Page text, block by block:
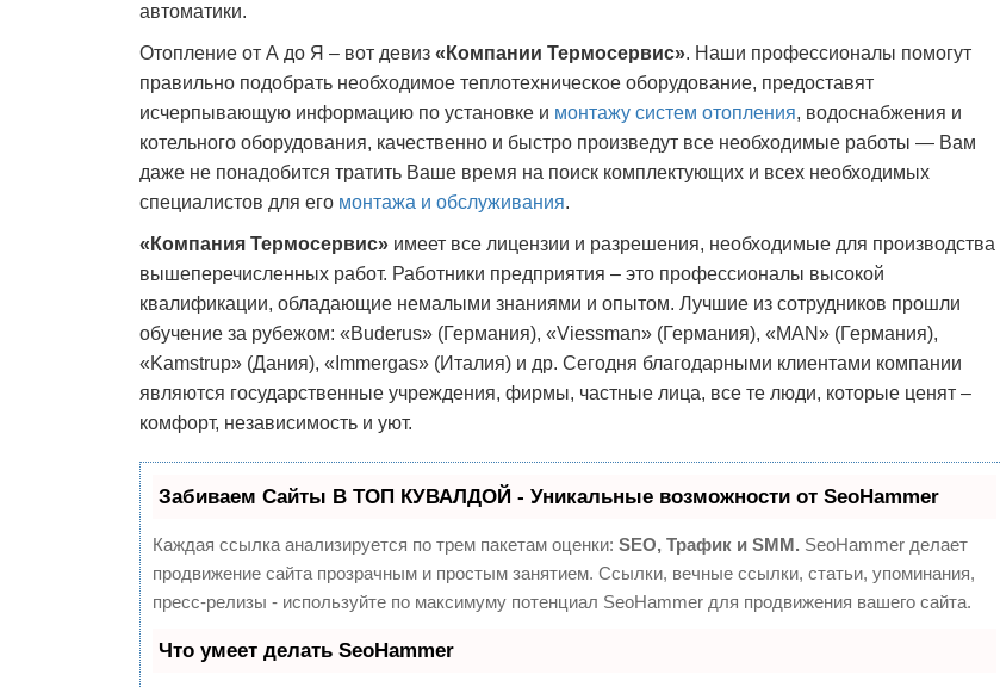
автоматики.
Отопление от А до Я – вот девиз «Компании Термосервис». Наши профессионалы помогут
правильно подобрать необходимое теплотехническое оборудование, предоставят
исчерпывающую информацию по установке и монтажу систем отопления, водоснабжения и
котельного оборудования, качественно и быстро произведут все необходимые работы — Вам
даже не понадобится тратить Ваше время на поиск комплектующих и всех необходимых
специалистов для его монтажа и обслуживания.
«Компания Термосервис» имеет все лицензии и разрешения, необходимые для производства
вышеперечисленных работ. Работники предприятия – это профессионалы высокой
квалификации, обладающие немалыми знаниями и опытом. Лучшие из сотрудников прошли
обучение за рубежом: «Buderus» (Германия), «Viessman» (Германия), «MAN» (Германия),
«Kamstrup» (Дания), «Immergas» (Италия) и др. Сегодня благодарными клиентами компании
являются государственные учреждения, фирмы, частные лица, все те люди, которые ценят –
комфорт, независимость и уют.
Забиваем Сайты В ТОП КУВАЛДОЙ - Уникальные возможности от SeoHammer
Каждая ссылка анализируется по трем пакетам оценки: SEO, Трафик и SMM. SeoHammer делает
продвижение сайта прозрачным и простым занятием. Ссылки, вечные ссылки, статьи, упоминания,
пресс-релизы - используйте по максимуму потенциал SeoHammer для продвижения вашего сайта.
Что умеет делать SeoHammer